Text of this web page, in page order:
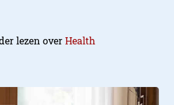
lezen overHealth